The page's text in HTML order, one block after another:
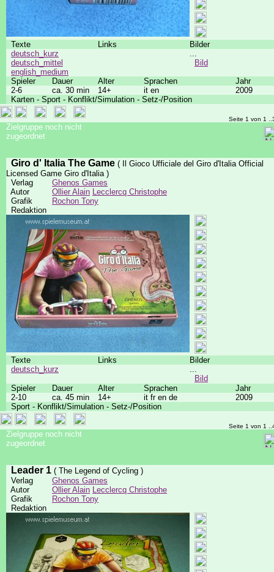
Texte Links
Bilder
deutsch_kurz
deutsch_mittel
english_medium
...
Bild
Spieler
Dauer Alter Sprachen
Jahr
2-6
ca. 30 min 14+ it en
2009
Karten - Sport - Konflikt/Simulation - Setz-/Position
Seite 1 von 1
Zielgruppe noch nicht
zugeordnet
Giro d' Italia The Game ( Il Gioco Ufficiale del Giro d'Italia Official
Licensed Game Giro d'Italia )
Verlag
Ghenos Games
Autor
Ollier Alain Lecclercq Christophe
Grafik
Rochon Tony
Redaktion
Texte Links
Bilder
deutsch_kurz
...
Bild
Spieler
Dauer Alter Sprachen
Jahr
2-10
ca. 45 min 14+ it fr en de
2009
Sport - Konflikt/Simulation - Setz-/Position
Seite 1 von 1
Zielgruppe noch nicht
zugeordnet
Leader 1 ( The Legend of Cycling )
Verlag
Ghenos Games
Autor
Ollier Alain Lecclercq Christophe
Grafik
Rochon Tony
Redaktion